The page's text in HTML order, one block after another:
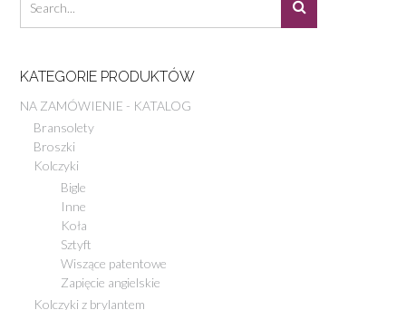
KATEGORIE PRODUKTÓW
NA ZAMÓWIENIE - KATALOG
Bransolety
Broszki
Kolczyki
Bigle
Inne
Koła
Sztyft
Wiszące patentowe
Zapięcie angielskie
Kolczyki z brylantem